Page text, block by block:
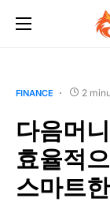
FINANCE 2
다음머
효율적
스마트